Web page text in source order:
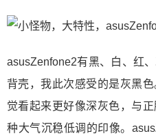
asusZenfone2有黑、白、红
背壳，我此次感受的是灰黑
觉看起来更好像深灰色，与
种大气沉稳低调的印像。